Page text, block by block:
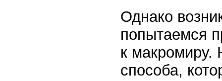
Однако
попытаемся
к
способа,